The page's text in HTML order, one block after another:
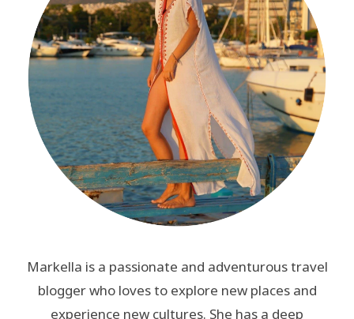
Markella is a passionate and adventurous travel
blogger who loves to explore new places and
experience new cultures. She has a deep